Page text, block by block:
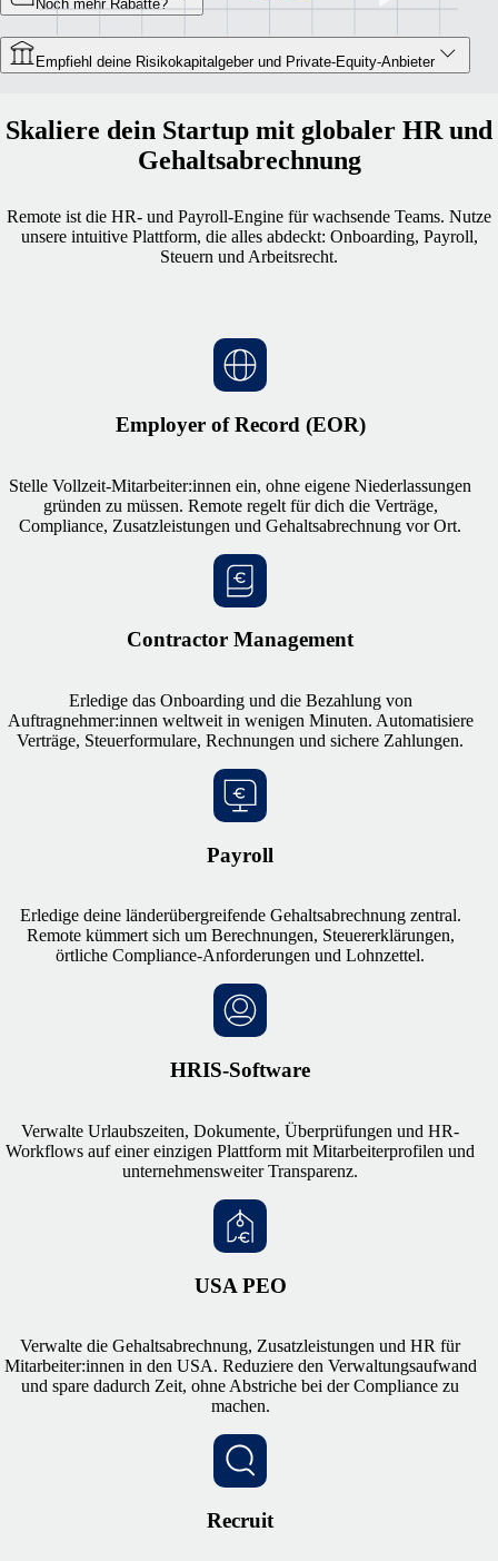
Noch mehr Rabatte?
Empfiehl deine Risikokapitalgeber und Private-Equity-Anbieter
Skaliere dein Startup mit globaler HR und
Gehaltsabrechnung
Remote ist die HR- und Payroll-Engine für wachsende Teams. Nutze
unsere intuitive Plattform, die alles abdeckt: Onboarding, Payroll,
Steuern und Arbeitsrecht.
Employer of Record (EOR)
Stelle Vollzeit-Mitarbeiter:innen ein, ohne eigene Niederlassungen
gründen zu müssen. Remote regelt für dich die Verträge,
Compliance, Zusatzleistungen und Gehaltsabrechnung vor Ort.
Contractor Management
Erledige das Onboarding und die Bezahlung von
Auftragnehmer:innen weltweit in wenigen Minuten. Automatisiere
Verträge, Steuerformulare, Rechnungen und sichere Zahlungen.
Payroll
Erledige deine länderübergreifende Gehaltsabrechnung zentral.
Remote kümmert sich um Berechnungen, Steuererklärungen,
örtliche Compliance-Anforderungen und Lohnzettel.
HRIS-Software
Verwalte Urlaubszeiten, Dokumente, Überprüfungen und HR-
Workflows auf einer einzigen Plattform mit Mitarbeiterprofilen und
unternehmensweiter Transparenz.
USA PEO
Verwalte die Gehaltsabrechnung, Zusatzleistungen und HR für
Mitarbeiter:innen in den USA. Reduziere den Verwaltungsaufwand
und spare dadurch Zeit, ohne Abstriche bei der Compliance zu
machen.
Recruit